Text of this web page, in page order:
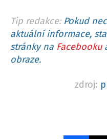
Tip redakce: Pokud
aktuální informace,
stránky na Facebooku
obraze.
zdroj: